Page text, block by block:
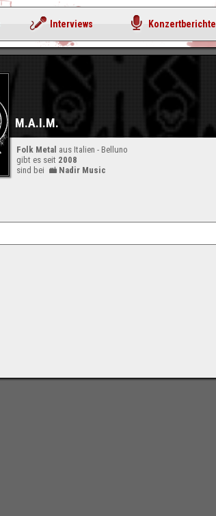
M.A.I.M.
Folk Metal aus Italien - Belluno
gibt es seit 2008
sind bei
Nadir Music
Interviews Konzertberichte